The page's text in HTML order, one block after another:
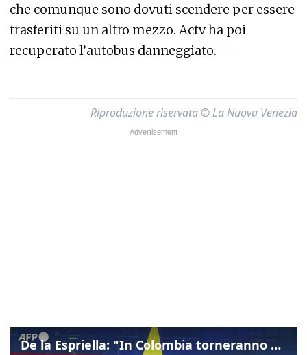
che comunque sono dovuti scendere per essere
trasferiti su un altro mezzo. Actv ha poi
recuperato l’autobus danneggiato. —
Riproduzione riservata © La Nuova Venezia
De la Espriella: "In Colombia torneranno ordine, autorità e libertà"